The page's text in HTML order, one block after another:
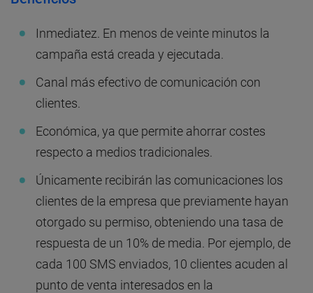
Inmediatez. En menos de veinte minutos la
campaña está creada y ejecutada.
Canal más efectivo de comunicación con
clientes.
Económica, ya que permite ahorrar costes
respecto a medios tradicionales.
Únicamente recibirán las comunicaciones los
clientes de la empresa que previamente hayan
otorgado su permiso, obteniendo una tasa de
respuesta de un 10% de media. Por ejemplo, de
cada 100 SMS enviados, 10 clientes acuden al
punto de venta interesados en la